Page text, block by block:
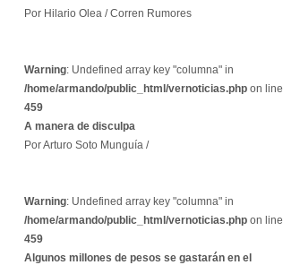
Por Hilario Olea / Corren Rumores
Warning: Undefined array key "columna" in
/home/armando/public_html/vernoticias.php on line
459
A manera de disculpa
Por Arturo Soto Munguía /
Warning: Undefined array key "columna" in
/home/armando/public_html/vernoticias.php on line
459
Algunos millones de pesos se gastarán en el